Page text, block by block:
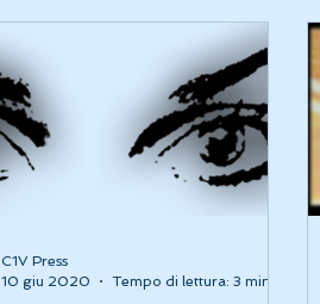
C1V Press
10 giu 2020
Tempo di lettura: 3 min